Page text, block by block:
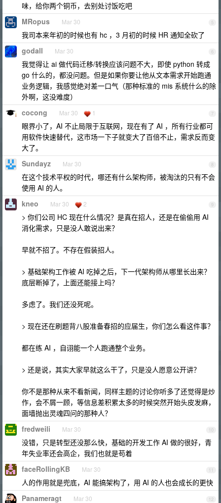
味，给你两个铜币，去别处讨饭吃吧
5
MRopus Mar 30
我司本来年初的时候也有 hc ，3 月初的时候 HR 通知全砍了
6
godall Mar 30
我觉得让 ai 做代码迁移/转换应该问题不大，即使 python 转成
go 什么的，都没问题。但是如果你要让他从文本需求开始跑通
业务逻辑，我感觉绝对差一口气（那种标准的 mis 系统什么的除
外啊，这没难度）
7
cocong Mar 30 1
眼界小了，AI 不止局限于互联网，现在有了 AI ，所有行业都可
用软件快速替代，这市场一下子就变大了百倍不止，需求反而变
大了。
8
Sundayz Mar 30
在这个技术平权的时代，哪还有什么架构师，被淘汰的只有不会
使用 AI 的人。
9
kneo Mar 30 2
> 你们公司 HC 现在什么情况？是真在招人，还是在偷偷用 AI
消化需求，只是没人敢说出来？
早就不招了。不存在假装招人。
> 基础架构工作被 AI 吃掉之后，下一代架构师从哪里长出来？
底层断掉了，上面还能接上吗？
多虑了。我们还没死呢。
> 现在还在刷题背八股准备春招的应届生，你们怎么看这件事？
都在练 AI ，自诩能一个人跑通整个业务。
> 还是说，其实大家早就这么干了，只是没人愿意公开讲？
你不是那种从来不看新闻，同样主题的讨论你听多了还觉得是炒
作，会不屑一顾，等信息差积累太多的时候突然开始头皮发麻，
面墙抛出灵魂四问的那种人？
10
fredweili Mar 30
没错，只是转型还没那么快，基础的开发工作 AI 做的很好，青
年失业率还会高企，我们也就是苟着
11
faceRollingKB Mar 30
人的作用就是兜底，AI 能搞架构了，用 AI 的人也会成长的更快
12
Panameragt Mar 30